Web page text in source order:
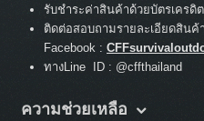
รับชำระค่าสินค้าด้วยบัตรเครดิ
ติดต่อสอบถามรายละเอียดสินค้
Facebook :
ทางLine ID : @cffthailand
ความช่วยเหลือ